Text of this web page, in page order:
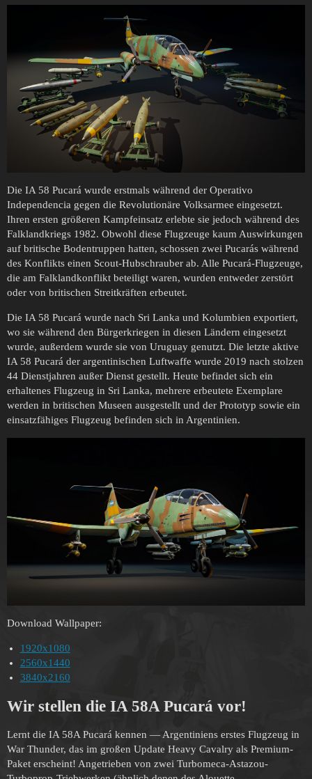
Die IA 58 Pucará wurde erstmals während der Operativo
Independencia gegen die Revolutionäre Volksarmee eingesetzt.
Ihren ersten größeren Kampfeinsatz erlebte sie jedoch während des
Falklandkriegs 1982. Obwohl diese Flugzeuge kaum Auswirkungen
auf britische Bodentruppen hatten, schossen zwei Pucarás während
des Konflikts einen Scout-Hubschrauber ab. Alle Pucará-Flugzeuge,
die am Falklandkonflikt beteiligt waren, wurden entweder zerstört
oder von britischen Streitkräften erbeutet.
Die IA 58 Pucará wurde nach Sri Lanka und Kolumbien exportiert,
wo sie während den Bürgerkriegen in diesen Ländern eingesetzt
wurde, außerdem wurde sie von Uruguay genutzt. Die letzte aktive
IA 58 Pucará der argentinischen Luftwaffe wurde 2019 nach stolzen
44 Dienstjahren außer Dienst gestellt. Heute befindet sich ein
erhaltenes Flugzeug in Sri Lanka, mehrere erbeutete Exemplare
werden in britischen Museen ausgestellt und der Prototyp sowie ein
einsatzfähiges Flugzeug befinden sich in Argentinien.
Download Wallpaper:
1920x1080
2560x1440
3840x2160
Wir stellen die IA 58A Pucará vor!
Lernt die IA 58A Pucará kennen — Argentiniens erstes Flugzeug in
War Thunder, das im großen Update Heavy Cavalry als Premium-
Paket erscheint! Angetrieben von zwei Turbomeca-Astazou-